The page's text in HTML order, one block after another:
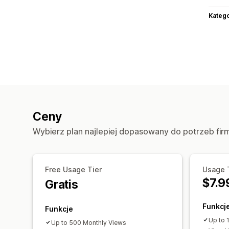
Ceny
Wybierz plan najlepiej dopasowany do potrzeb
Free Usage Tier
Gratis
Funkcje
Up to 500 Monthly Views
Usage
Up to